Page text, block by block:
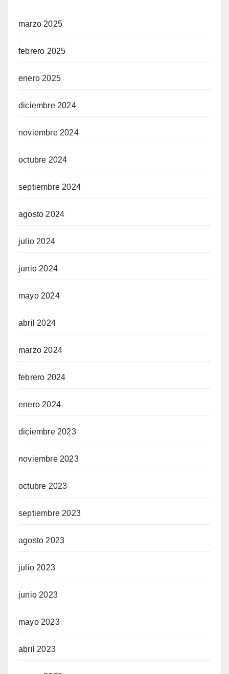
marzo 2025
febrero 2025
enero 2025
diciembre 2024
noviembre 2024
octubre 2024
septiembre 2024
agosto 2024
julio 2024
junio 2024
mayo 2024
abril 2024
marzo 2024
febrero 2024
enero 2024
diciembre 2023
noviembre 2023
octubre 2023
septiembre 2023
agosto 2023
julio 2023
junio 2023
mayo 2023
abril 2023